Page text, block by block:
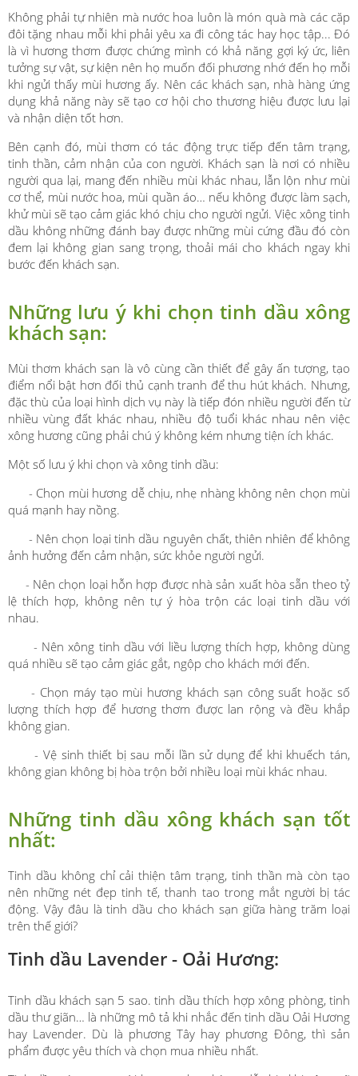
Không phải tự nhiên mà nước hoa luôn là món quà mà các cặp
đôi tặng nhau mỗi khi phải yêu xa đi công tác hay học tập... Đó
là vì hương thơm được chứng mình có khả năng gợi ký ức, liên
tưởng sự vật, sự kiện nên họ muốn đối phương nhớ đến họ mỗi
khi ngửi thấy mùi hương ấy. Nên các khách sạn, nhà hàng ứng
dụng khả năng này sẽ tạo cơ hội cho thương hiệu được lưu lại
và nhận diện tốt hơn.
Bên cạnh đó, mùi thơm có tác động trực tiếp đến tâm trạng,
tinh thần, cảm nhận của con người. Khách sạn là nơi có nhiều
người qua lại, mang đến nhiều mùi khác nhau, lẫn lộn như mùi
cơ thể, mùi nước hoa, mùi quần áo… nếu không được làm sạch,
khử mùi sẽ tạo cảm giác khó chịu cho người ngửi. Việc xông tinh
dầu không những đánh bay được những mùi cứng đầu đó còn
đem lại không gian sang trọng, thoải mái cho khách ngay khi
bước đến khách sạn.
Những lưu ý khi chọn tinh dầu xông
khách sạn:
Mùi thơm khách sạn là vô cùng cần thiết để gây ấn tượng, tạo
điểm nổi bật hơn đối thủ cạnh tranh để thu hút khách. Nhưng,
đặc thù của loại hình dịch vụ này là tiếp đón nhiều người đến từ
nhiều vùng đất khác nhau, nhiều độ tuổi khác nhau nên việc
xông hương cũng phải chú ý không kém nhưng tiện ích khác.
Một số lưu ý khi chọn và xông tinh dầu:
- Chọn mùi hương dễ chịu, nhẹ nhàng không nên chọn mùi
quá mạnh hay nồng.
- Nên chọn loại tinh dầu nguyên chất, thiên nhiên để không
ảnh hưởng đến cảm nhận, sức khỏe người ngửi.
- Nên chọn loại hỗn hợp được nhà sản xuất hòa sẵn theo tỷ
lệ thích hợp, không nên tự ý hòa trộn các loại tinh dầu với
nhau.
- Nên xông tinh dầu với liều lượng thích hợp, không dùng
quá nhiều sẽ tạo cảm giác gắt, ngộp cho khách mới đến.
- Chọn máy tạo mùi hương khách sạn công suất hoặc số
lượng thích hợp để hương thơm được lan rộng và đều khắp
không gian.
- Vệ sinh thiết bị sau mỗi lần sử dụng để khi khuếch tán,
không gian không bị hòa trộn bởi nhiều loại mùi khác nhau.
Những tinh dầu xông khách sạn tốt
nhất:
Tinh dầu không chỉ cải thiện tâm trạng, tinh thần mà còn tạo
nên những nét đẹp tinh tế, thanh tao trong mắt người bị tác
động. Vậy đâu là tinh dầu cho khách sạn giữa hàng trăm loại
trên thế giới?
Tinh dầu Lavender - Oải Hương:
Tinh dầu khách sạn 5 sao. tinh dầu thích hợp xông phòng, tinh
dầu thư giãn… là những mô tả khi nhắc đến tinh dầu Oải Hương
hay Lavender. Dù là phương Tây hay phương Đông, thì sản
phẩm được yêu thích và chọn mua nhiều nhất.